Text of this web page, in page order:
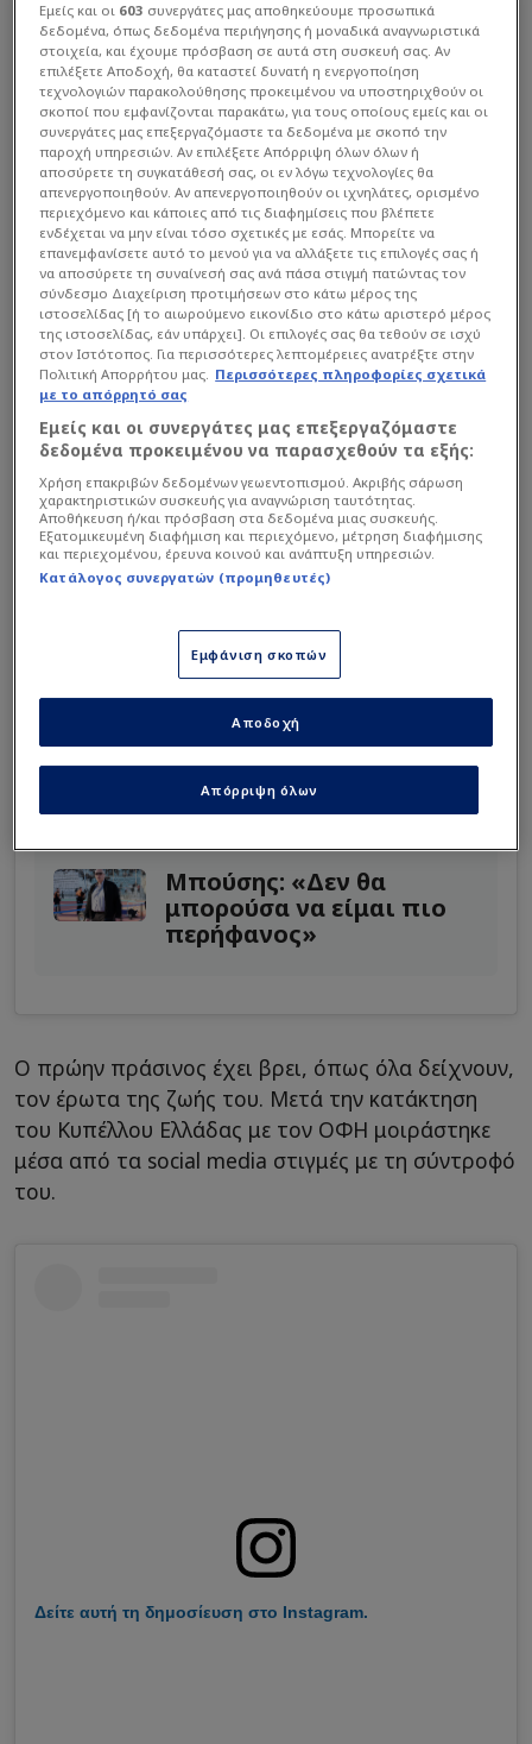
Δείτε αυτή τη δημοσίευση στο Instagram.
Διαβάστε επίσης...
Μετά το χωρισμό άλλαξε
ζωή και επίθετο! Πού
Άμπερ Χερντ;
Μπούσης: «Δεν θα
μπορούσα να είμαι πιο
περήφανος»
Ο πρώην πράσινος έχει βρει, όπως όλα δείχνουν,
τον έρωτα της ζωής του. Μετά την κατάκτηση
του Κυπέλλου Ελλάδας με τον ΟΦΗ μοιράστηκε
μέσα από τα social media στιγμές με τη σύντροφό
του.
Δείτε αυτή τη δημοσίευση στο Instagram.
Εμείς και οι 603 συνεργάτες μας αποθηκεύουμε προσωπικά
δεδομένα, όπως δεδομένα περιήγησης ή μοναδικά αναγνωριστικά
στοιχεία, και έχουμε πρόσβαση σε αυτά στη συσκευή σας. Αν
επιλέξετε Αποδοχή, θα καταστεί δυνατή η ενεργοποίηση
τεχνολογιών παρακολούθησης προκειμένου να υποστηριχθούν οι
σκοποί που εμφανίζονται παρακάτω, για τους οποίους εμείς και οι
συνεργάτες μας επεξεργαζόμαστε τα δεδομένα με σκοπό την
παροχή υπηρεσιών. Αν επιλέξετε Απόρριψη όλων όλων ή
αποσύρετε τη συγκατάθεσή σας, οι εν λόγω τεχνολογίες θα
απενεργοποιηθούν. Αν απενεργοποιηθούν οι ιχνηλάτες, ορισμένο
περιεχόμενο και κάποιες από τις διαφημίσεις που βλέπετε
ενδέχεται να μην είναι τόσο σχετικές με εσάς. Μπορείτε να
επανεμφανίσετε αυτό το μενού για να αλλάξετε τις επιλογές σας ή
να αποσύρετε τη συναίνεσή σας ανά πάσα στιγμή πατώντας τον
σύνδεσμο Διαχείριση προτιμήσεων στο κάτω μέρος της
ιστοσελίδας [ή το αιωρούμενο εικονίδιο στο κάτω αριστερό μέρος
της ιστοσελίδας, εάν υπάρχει]. Οι επιλογές σας θα τεθούν σε ισχύ
στον Ιστότοπος. Για περισσότερες λεπτομέρειες ανατρέξτε στην
Πολιτική Απορρήτου μας. Περισσότερες πληροφορίες σχετικά
με το απόρρητό σας
Εμείς και οι συνεργάτες μας επεξεργαζόμαστε
δεδομένα προκειμένου να παρασχεθούν τα εξής:
Χρήση επακριβών δεδομένων γεωεντοπισμού. Ακριβής σάρωση
χαρακτηριστικών συσκευής για αναγνώριση ταυτότητας.
Αποθήκευση ή/και πρόσβαση στα δεδομένα μιας συσκευής.
Εξατομικευμένη διαφήμιση και περιεχόμενο, μέτρηση διαφήμισης
και περιεχομένου, έρευνα κοινού και ανάπτυξη υπηρεσιών.
Κατάλογος συνεργατών (προμηθευτές)
Εμφάνιση σκοπών
Απόρριψη όλων
Αποδοχή